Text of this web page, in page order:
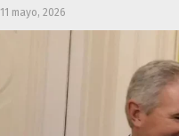
11 mayo, 2026